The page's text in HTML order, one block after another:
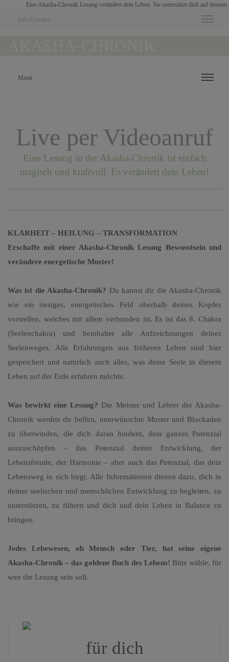
Eine Akasha-Chronik Lesung verändert dein Leben. Sie unterstützt dich auf deinem
Info Kontakt!
Menü
Live per Videoanruf
Eine Lesung in der Akasha-Chronik ist einfach
magisch und kraftvoll. Es verändert dein Leben!
KLARHEIT – HEILUNG – TRANSFORMATION
Erschaffe mit einer Akasha-Chronik Lesung Bewusstsein und
verändere energetische Muster!
Was ist die Akasha-Chronik? Du kannst dir die Akasha-Chronik
wie ein riesiges, energetisches Feld oberhalb deines Kopfes
vorstellen, welches mit allem verbunden ist. Es ist das 8. Chakra
(Seelenchakra) und beinhaltet alle Aufzeichnungen deines
Seelenweges. Alle Erfahrungen aus früheren Leben sind hier
gespeichert und natürlich auch alles, was deine Seele in diesem
Leben auf der Erde erfahren möchte.
Was bewirkt eine Lesung? Die Meister und Lehrer der Akasha-
Chronik werden dir helfen, unerwünschte Muster und Blockaden
zu überwinden, die dich daran hindern, dein ganzes Potenzial
auszuschöpfen – das Potenzial deiner Entwicklung, der
Lebensfreude, der Harmonie – aber auch das Potenzial, das dein
Lebensweg in sich birgt. Alle Informationen dienen dazu, dich in
deiner seelischen und menschlichen Entwicklung zu begleiten, zu
unterstützen, zu führen und dich und dein Leben in Balance zu
bringen.
Jedes Lebewesen, ob Mensch oder Tier, hat seine eigene
Akasha-Chronik – das goldene Buch des Lebens! Bitte wähle, für
wen die Lesung sein soll.
für dich